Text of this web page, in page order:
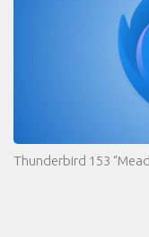
Thunderbird 153